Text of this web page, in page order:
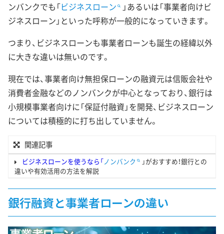
ンバンクでも「ビジネスローン
」あるいは「事業者向けビ
ジネスローン」といった呼称が一般的になっていきます。
つまり、ビジネスローンも事業者ローンも誕生の経緯以外
に大きな違いは無いのです。
現在では、事業者向け無担保ローンの融資元は信販会社や
消費者金融などのノンバンクが中心となっており、銀行は
小規模事業者向けに「保証付融資」を開発、ビジネスローン
については積極的に打ち出していません。
関連記事
ビジネスローンを使うなら「ノンバンク
」がおすすめ！銀行との
違いや有効活用の方法を解説
銀行融資と事業者ローンの違い